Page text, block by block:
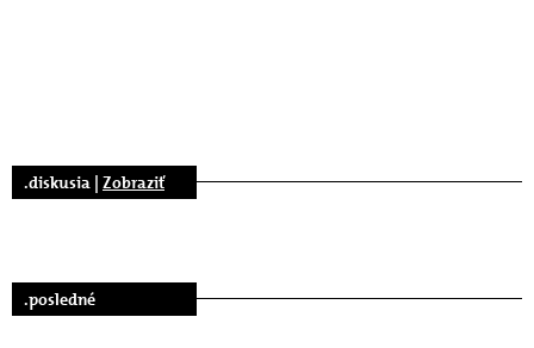
.diskusia | Zobraziť
.posledné